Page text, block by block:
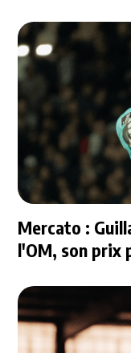
Mercato :
l'OM, son prix